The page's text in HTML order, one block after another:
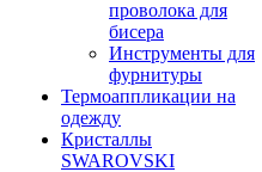
проволока для
бисера
Инструменты для
фурнитуры
Термоаппликации на
одежду
Кристаллы
SWAROVSKI